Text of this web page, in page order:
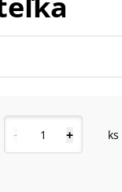
- + ks